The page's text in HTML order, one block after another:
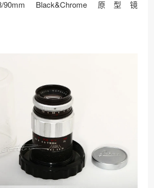
Black&Chrome 原型镜